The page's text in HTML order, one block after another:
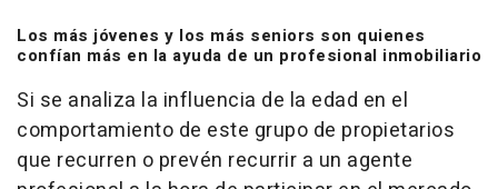
Los más jóvenes y los más seniors son quienes
confían más en la ayuda de un profesional inmobiliario
Si se analiza la influencia de la edad en el
comportamiento de este grupo de propietarios
que recurren o prevén recurrir a un agente